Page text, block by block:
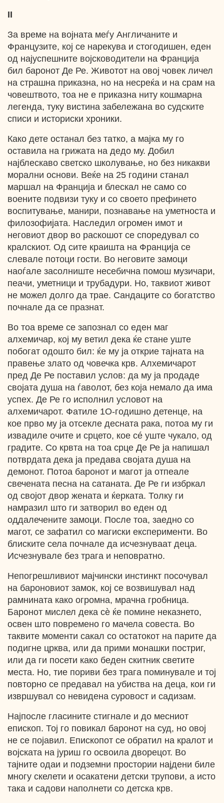
II
За време на војната меѓу Англичаните и
Французите, кој се нарекува и стогодишен, еден
од најуспешните војсководители на Франција
бил баронот Де Ре. Животот на овој човек личел
на страшна приказна, но на несреќа и на срам на
човештвото, тоа не е приказна ниту кошмарна
легенда, туку вистина забележана во судските
списи и историски хроники.
Како дете останал без татко, а мајка му го
оставила на грижата на дедо му. Добил
најблескаво светско школување, но без никакви
морални основи. Веќе на 25 години станал
маршал на Франција и блескал не само со
воените подвизи туку и со своето префинето
воспитување, манири, познавање на уметноста и
филозофијата. Наследил огромен имот и
неговиот двор во раскошот се споредувал со
кралскиот. Од сите краишта на Франција се
слевале потоци гости. Во неговите замоци
наоѓале засолниште несебична помош музичари,
пеачи, уметници и трубадури. Но, таквиот живот
не можел долго да трае. Сандаците со богатство
почнале да се празнат.
Bo тоа време се запознал со еден маг
алхемичар, кој му ветил дека ќе стане уште
побогат одошто бил: ќе му ја открие тајната на
правење злато од човечка крв. Алхемичарот
пред Де Ре поставил услов: да му ја продаде
својата душа на ѓаволот, без која немало да има
успех. Де Ре го исполнил условот на
алхемичарот. Фатиле 1О-годишно детенце, на
кое прво му ја отсекле десната рака, потоа му ги
извадиле очите и срцето, кое cé уште чукало, од
градите. Со крвта на тоа срце Де Ре ја напишал
потврдата дека ја предава својата душа на
демонот. Потоа баронот и магот ја отпеале
свечената песна на сатаната. Де Ре ги избркал
од својот двор жената и ќерката. Толку ги
намразил што ги затворил во еден од
оддалечените замоци. После тоа, заедно со
магот, се зафатил со магиски експерименти. Во
блиските села почнале да исчезнуваат деца.
Исчезнувале без трага и неповратно.
Непогрешливиот мајчински инстинкт посочувал
на бароновиот замок, кој се возвишувал над
рамнината како огромна, мрачна гробница.
Баронот мислел дека cѐ ќе помине неказнето,
освен што повремено го мачела совеста. Во
таквите моменти сакал со остатокот на парите да
подигне црква, или да прими монашки постриг,
или да ги посети како беден скитник светите
места. Но, тие пориви без трага поминувале и тој
повторно се предавал на убиства на деца, кои ги
извршувал со невидена суровост и садизам.
Најпосле гласините стигнале и до месниот
епископ. Тој го повикал баронот на суд, но овој
не се појавил. Епископот се обратил на кралот и
војската на јуриш го освоила дворецот. Во
тајните одаи и подземни простории најдени биле
многу скелети и осакатени детски трупови, а исто
така и садови наполнети со детска крв.